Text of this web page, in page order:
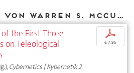
Weitere Texte von Warren S. McCulloch bei DIAPHANES
the First Three
on Teleological
Cybernetics | Kybernetik 2
p
€ 7,95